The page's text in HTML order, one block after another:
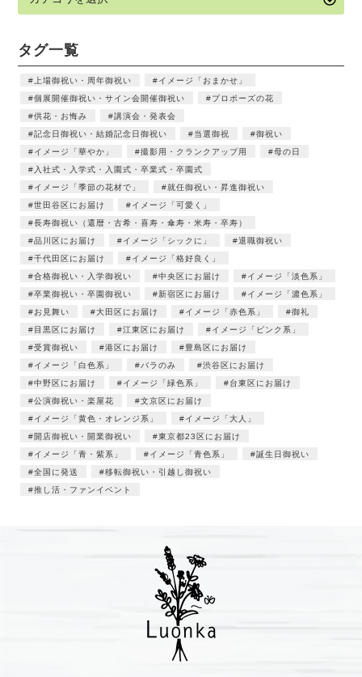
タグ一覧
上場御祝い・周年御祝い
イメージ「おまかせ」
個展開催御祝い・サイン会開催御祝い
プロポーズの花
供花・お悔み
講演会・発表会
記念日御祝い・結婚記念日御祝い
当選御祝
御祝い
イメージ「華やか」
撮影用・クランクアップ用
母の日
入社式・入学式・入園式・卒業式・卒園式
イメージ「季節の花材で」
就任御祝い・昇進御祝い
世田谷区にお届け
イメージ「可愛く」
長寿御祝い（還暦・古希・喜寿・傘寿・米寿・卒寿）
品川区にお届け
イメージ「シックに」
退職御祝い
千代田区にお届け
イメージ「格好良く」
合格御祝い・入学御祝い
中央区にお届け
イメージ「淡色系」
卒業御祝い・卒園御祝い
新宿区にお届け
イメージ「濃色系」
お見舞い
大田区にお届け イメージ「赤色系」
御礼
目黒区にお届け
江東区にお届け
イメージ「ピンク系」
受賞御祝い
港区にお届け
豊島区にお届け
イメージ「白色系」
バラのみ
渋谷区にお届け
中野区にお届け
イメージ「緑色系」
台東区にお届け
公演御祝い・楽屋花
文京区にお届け
イメージ「黄色・オレンジ系」
イメージ「大人」
開店御祝い・開業御祝い
東京都23区にお届け
イメージ「青・紫系」
イメージ「青色系」
誕生日御祝い
全国に発送
移転御祝い・引越し御祝い
推し活・ファンイベント